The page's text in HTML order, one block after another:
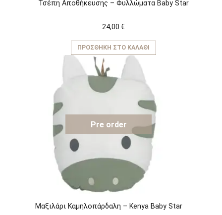
Τσέπη Αποθήκευσης – Φυλλώματα Baby Star
24,00 €
ΠΡΟΣΘΉΚΗ ΣΤΟ ΚΑΛΆΘΙ
Pre order
Μαξιλάρι Καμηλοπάρδαλη – Kenya Baby Star